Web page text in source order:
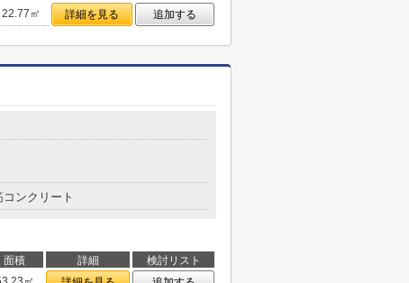
22.77㎡ 詳細を見る 追加する
コンクリート
面積 詳細
検討リスト